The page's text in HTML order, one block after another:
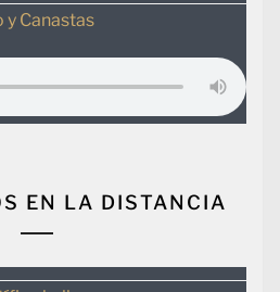
y Canastas
EN LA DISTANCIA